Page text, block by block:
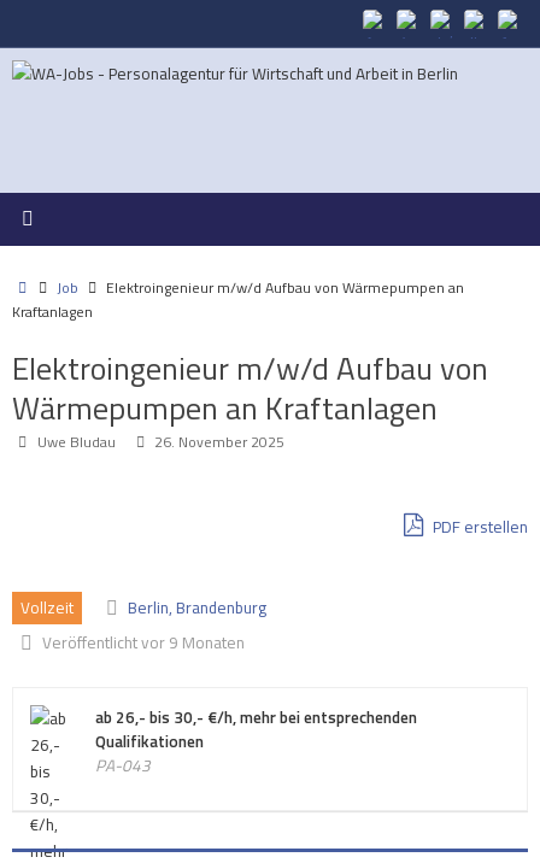
springen
StartJob
Elektroingenieur m/w/d Aufbau von Wärmepumpen an
Kraftanlagen
Elektroingenieur m/w/d Aufbau von
Wärmepumpen an Kraftanlagen
Uwe Bludau 26. November 2025
PDF erstellen
Vollzeit
Berlin, Brandenburg
Veröffentlicht vor 9 Monaten
ab 26,- bis 30,- €/h, mehr bei entsprechenden
Qualifikationen
PA-043